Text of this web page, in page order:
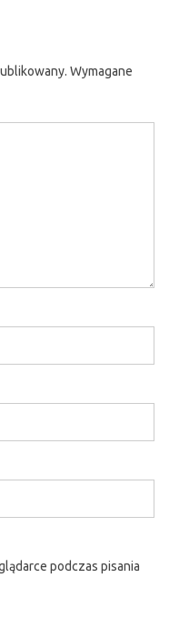
Wymagane
podczas pisania